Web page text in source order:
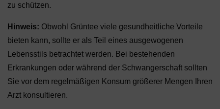
zu schützen.
Hinweis: Obwohl Grüntee viele gesundheitliche Vorteile
bieten kann, sollte er als Teil eines ausgewogenen
Lebensstils betrachtet werden. Bei bestehenden
Erkrankungen oder während der Schwangerschaft sollten
Sie vor dem regelmäßigen Konsum größerer Mengen Ihren
Arzt konsultieren.